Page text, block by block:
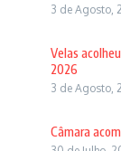
3 de Agosto,
Velas
2026
3 de Agosto,
Câmara